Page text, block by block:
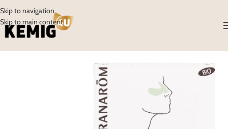
Skip to navigation
Skip to main content